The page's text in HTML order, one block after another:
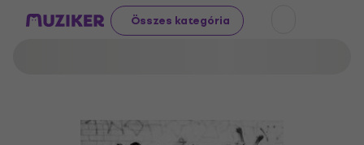
Összes kategória